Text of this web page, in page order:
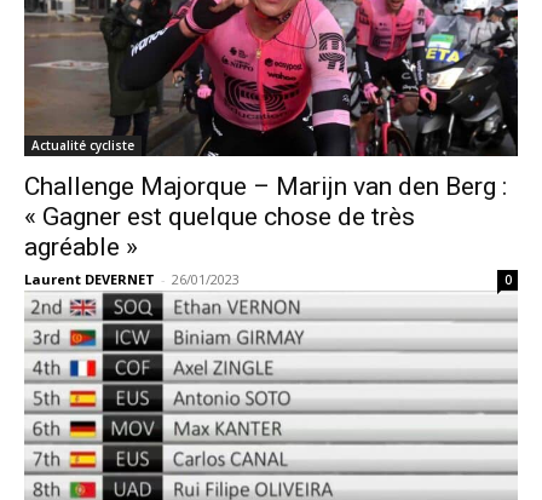
Actualité cycliste
Challenge Majorque – Marijn van den Berg :
« Gagner est quelque chose de très
agréable »
Laurent DEVERNET - 26/01/2023 0